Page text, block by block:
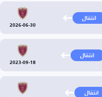
انتقال
2026-06-30
انتقال
2023-09-18
انتقال